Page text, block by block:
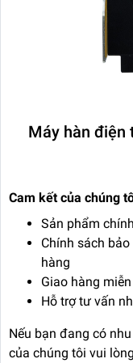
Máy hàn điện
Cam kết của chúng
Sản phẩm
Chính sách
hàng
Giao hàng
Hỗ trợ tư vấn
Nếu bạn đang có
của chúng tôi vui